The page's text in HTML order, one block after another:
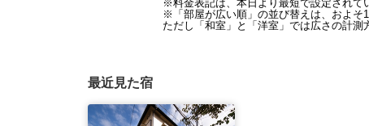
※料金表記は、本日より最短で設定されて
※「部屋が広い順」の並び替えは、およそ
ただし「和室」と「洋室」では広さの計測
最近見た宿